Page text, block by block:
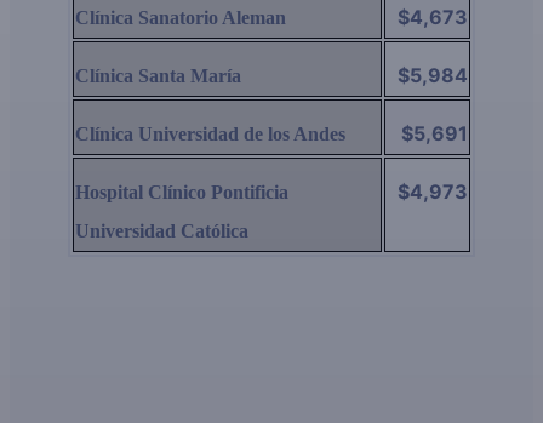
Clínica Sanatorio Aleman $4,673
Clínica Santa María $5,984
Clínica Universidad de los Andes $5,691
Hospital Clínico Pontificia
Universidad Católica
$4,973